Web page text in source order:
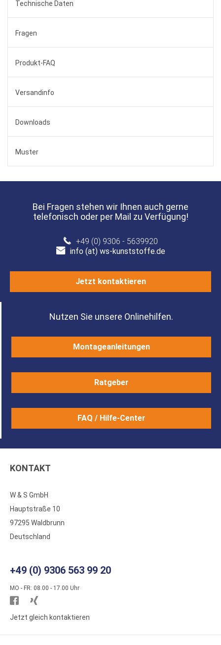
Technische Daten
Fragen
Produkt-FAQ
Versandinfo
Downloads
Muster
Bei Fragen stehen wir Ihnen auch gerne
telefonisch oder per Mail zu Verfügung!
+49 (0) 9306 - 5639920
info (at) ws-kunststoffe.de
Jetzt kontaktieren
Nutzen Sie unsere Onlinehilfen.
Montageanleitungen
Ratgeber
FAQ / Hilfe-Center
KONTAKT
W & S GmbH
Hauptstraße 10
97295 Waldbrunn
Deutschland
+49 (0) 9306 563 99 20
MO - FR: 08.00 - 17.00 Uhr
Besuchen
Sie
Sie
Jetzt gleich kontaktieren